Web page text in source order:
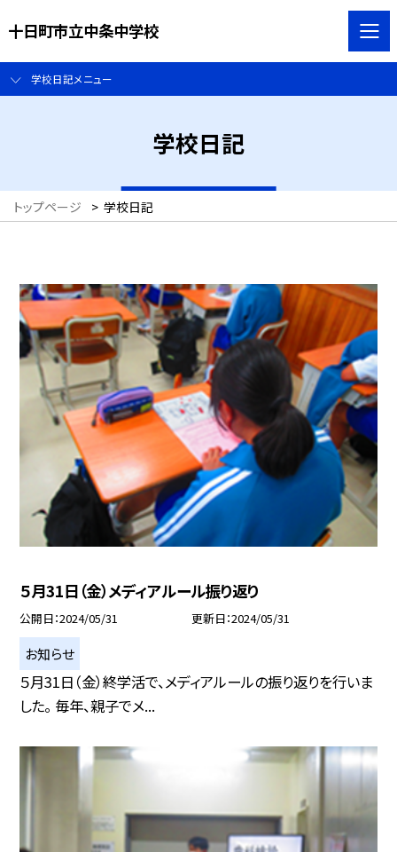
十日町市立中条中学校
学校日記メニュー
学校日記
トップページ > 学校日記
５月31日（金）メディアルール振り返り
公開日 2024/05/31 更新日 2024/05/31
お知らせ
５月31日（金）終学活で、メディアルールの振り返りを行いま
した。 毎年、親子でメ...